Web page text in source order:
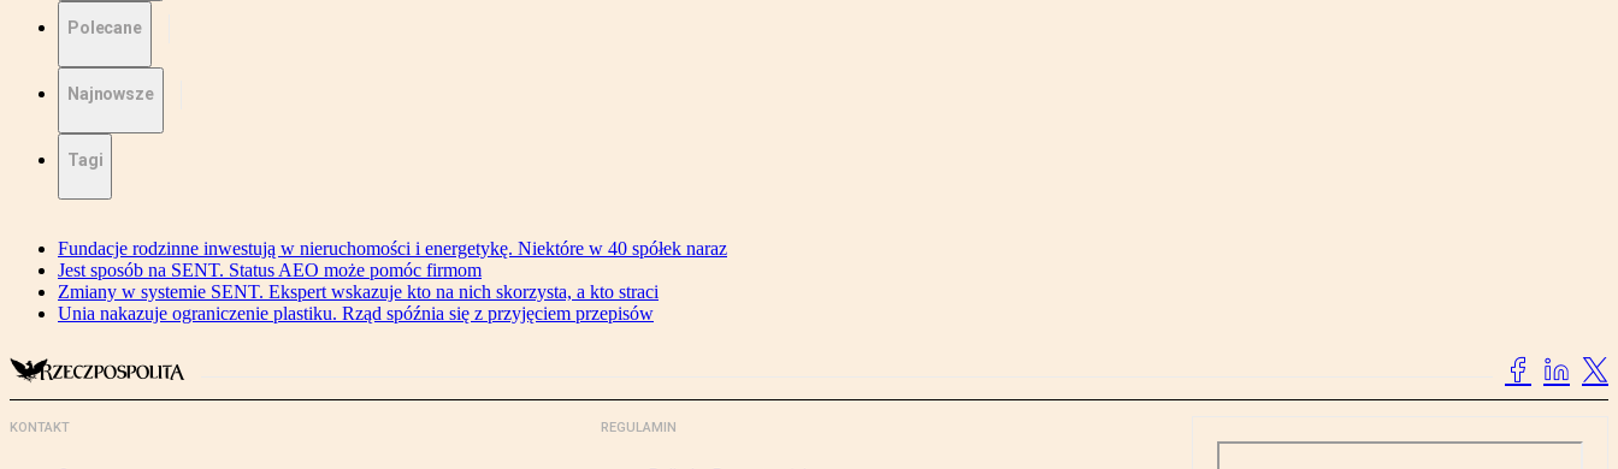
Polecane
Najnowsze
Tagi
Fundacje rodzinne inwestują w nieruchomości i energetykę. Niektóre w 40 spółek naraz
Jest sposób na SENT. Status AEO może pomóc firmom
Zmiany w systemie SENT. Ekspert wskazuje kto na nich skorzysta, a kto straci
Unia nakazuje ograniczenie plastiku. Rząd spóźnia się z przyjęciem przepisów
KONTAKT REGULAMIN